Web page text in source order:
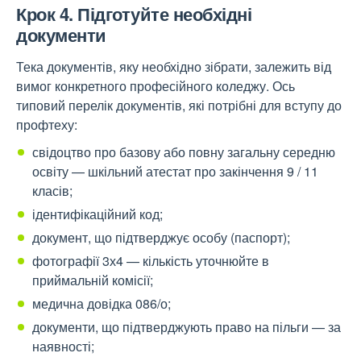
Крок 4. Підготуйте необхідні
документи
Тека документів, яку необхідно зібрати, залежить від
вимог конкретного професійного коледжу. Ось
типовий перелік документів, які потрібні для вступу до
профтеху:
свідоцтво про базову або повну загальну середню
освіту — шкільний атестат про закінчення 9 / 11
класів;
ідентифікаційний код;
документ, що підтверджує особу (паспорт);
фотографії 3х4 — кількість уточнюйте в
приймальній комісії;
медична довідка 086/о;
документи, що підтверджують право на пільги — за
наявності;